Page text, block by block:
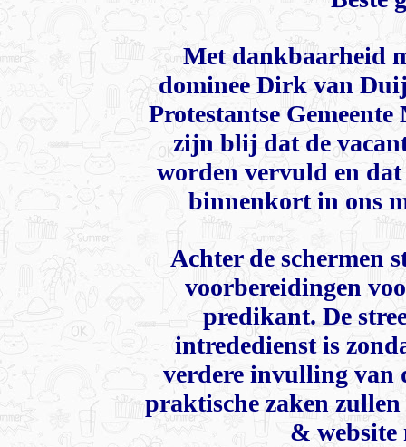
Met dankbaarheid
dominee Dirk van
Protestantse
zijn blij dat de
worden vervuld en
binnenkort in ons
Achter de schermen
voorbereidingen
predikant. De
intrededienst is
verdere invulling van
praktische zaken
& website